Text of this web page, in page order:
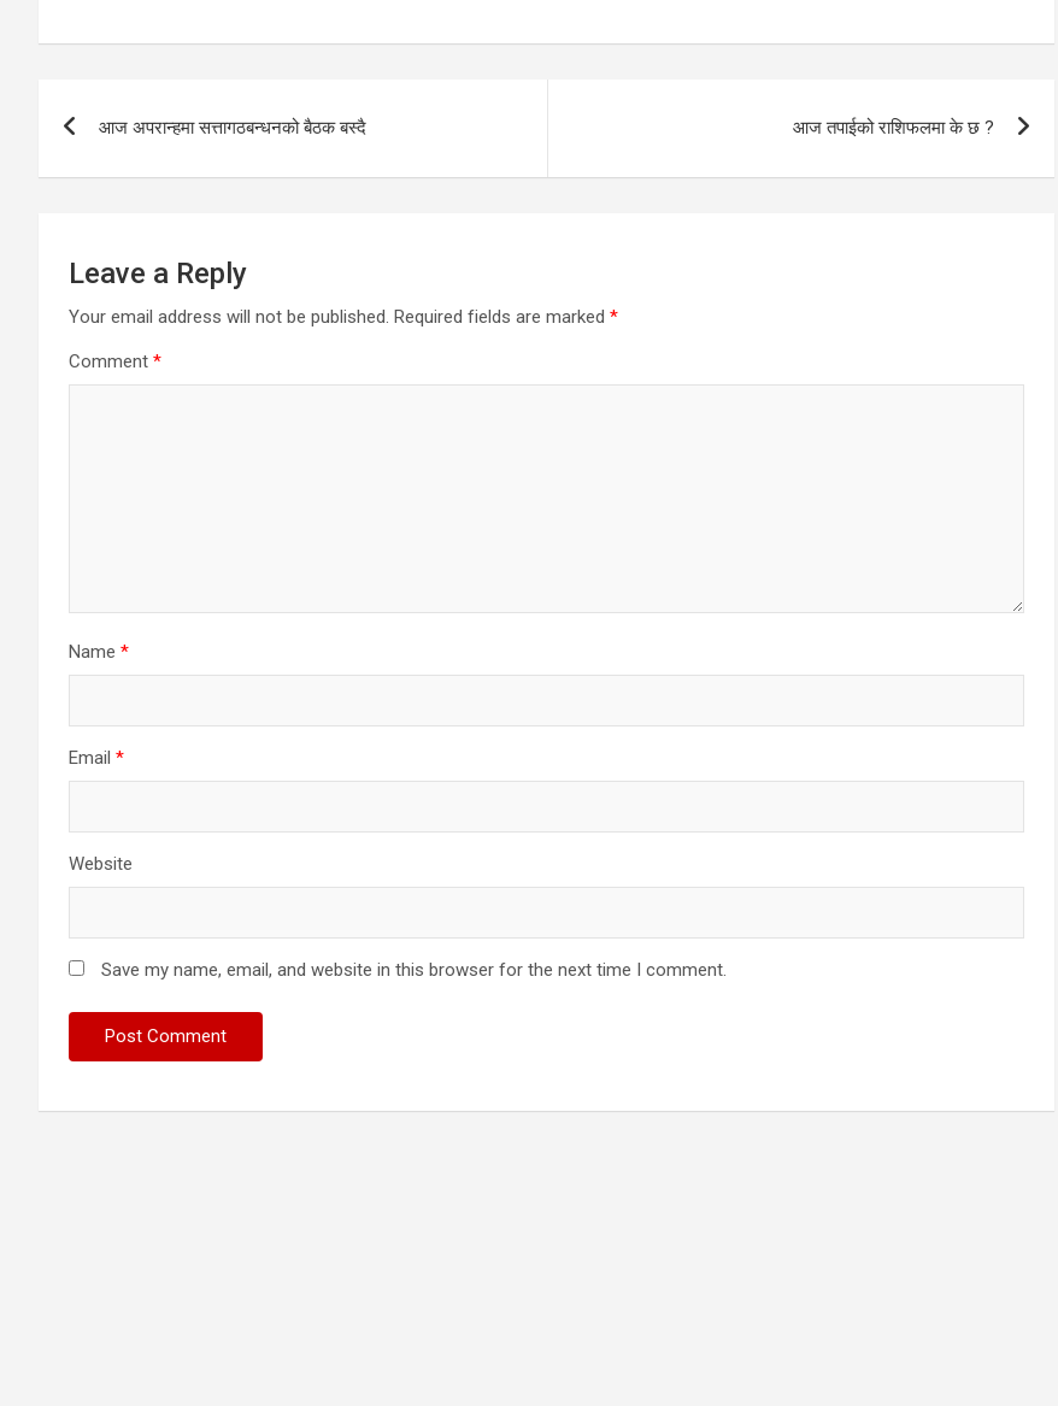
आज अपरान्हमा सत्तागठबन्धनको बैठक बस्दै आज तपाईको राशिफलमा के छ ?
Leave a Reply
Your email address will not be published. Required fields are marked *
Comment *
Name *
Email *
Website
Save my name, email, and website in this browser for the next time I comment.